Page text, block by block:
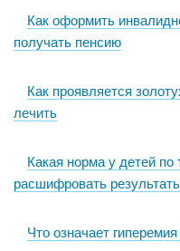
Как оформить
получать пенсию
Как проявляется
лечить
Какая норма у детей по
расшифровать
Что означает